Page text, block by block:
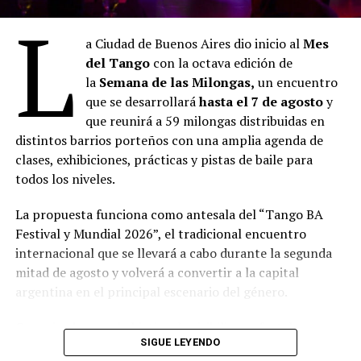
la sobreinformación y el valor de la experiencia humana.
Ciclo: Antidomingos en el Recoleta
Domingo 09.08, 19 h en la Capilla
Liria Jazz con Orquesta LIRIA & Sophie Lüssi: un
recorrido por grandes clásicos del jazz en versiones
originales para orquesta de cuerdas y banda. Los
arreglos, realizados por la violinista y compositora
Sophie Lüssi, proponen una nueva sonoridad para obras
emblemáticas del género, donde las cuerdas dialogan
con el lenguaje y la improvisación del jazz.
Especial Día del Niño
Laura Migliorisi presentará Vientito de río, un concierto
L a Ciudad de Buenos Aires dio inicio alMes
del Tango con la octava edición de
la Semana de las Milongas, un encuentro
que se desarrollaráhasta el 7 de agostoy
que reunirá a 59 milongas distribuidas en
distintos barrios porteños con una amplia agenda de
clases, exhibiciones, prácticas y pistas de baile para
todos los niveles.
La propuesta funciona como antesala del “Tango BA
Festival y Mundial 2026”, el tradicional encuentro
internacional que se llevará a cabo durante la segunda
mitad de agosto y volverá a convertir a la capital
argentina en el principal escenario del género.
Organizada con el objetivo de visibilizar y fortalecer a
las milongas, espacios donde el tango mantiene viva su
SIGUE LEYENDO